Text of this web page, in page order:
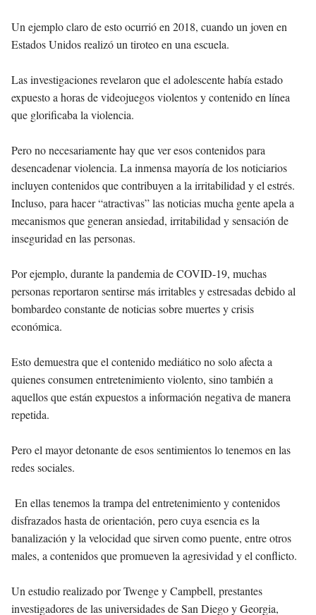
Un ejemplo claro de esto ocurrió en 2018, cuando un joven en
Estados Unidos realizó un tiroteo en una escuela.
Las investigaciones revelaron que el adolescente había estado
expuesto a horas de videojuegos violentos y contenido en línea
que glorificaba la violencia.
Pero no necesariamente hay que ver esos contenidos para
desencadenar violencia. La inmensa mayoría de los noticiarios
incluyen contenidos que contribuyen a la irritabilidad y el estrés.
Incluso, para hacer “atractivas” las noticias mucha gente apela a
mecanismos que generan ansiedad, irritabilidad y sensación de
inseguridad en las personas.
Por ejemplo, durante la pandemia de COVID-19, muchas
personas reportaron sentirse más irritables y estresadas debido al
bombardeo constante de noticias sobre muertes y crisis
económica.
Esto demuestra que el contenido mediático no solo afecta a
quienes consumen entretenimiento violento, sino también a
aquellos que están expuestos a información negativa de manera
repetida.
Pero el mayor detonante de esos sentimientos lo tenemos en las
redes sociales.
En ellas tenemos la trampa del entretenimiento y contenidos
disfrazados hasta de orientación, pero cuya esencia es la
banalización y la velocidad que sirven como puente, entre otros
males, a contenidos que promueven la agresividad y el conflicto.
Un estudio realizado por Twenge y Campbell, prestantes
investigadores de las universidades de San Diego y Georgia,